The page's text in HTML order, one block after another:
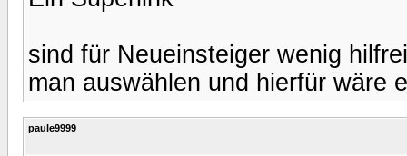
sind für Neueinsteiger wenig
man auswählen und hierfür wäre
paule9999